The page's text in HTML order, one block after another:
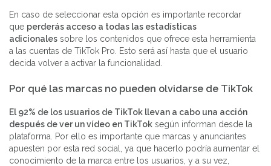
En caso de seleccionar esta opción es importante recordar
que perderás acceso a todas las estadísticas
adicionales sobre los contenidos que ofrece esta herramienta
a las cuentas de TikTok Pro. Esto será así hasta que el usuario
decida volver a activar la funcionalidad.
Por qué las marcas no pueden olvidarse de TikTok
El 92% de los usuarios de TikTok llevan a cabo una acción
después de ver un vídeo en TikTok según informan desde la
plataforma. Por ello es importante que marcas y anunciantes
apuesten por esta red social, ya que hacerlo podría aumentar el
conocimiento de la marca entre los usuarios, y a su vez,